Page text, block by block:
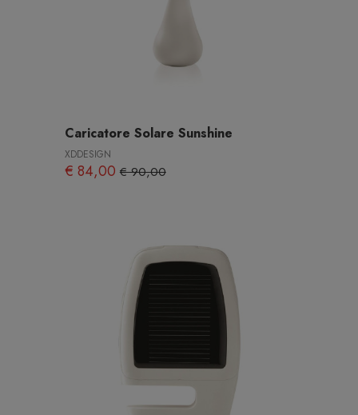
Caricatore Solare Sunshine
XDDESIGN
€ 84,00€ 90,00